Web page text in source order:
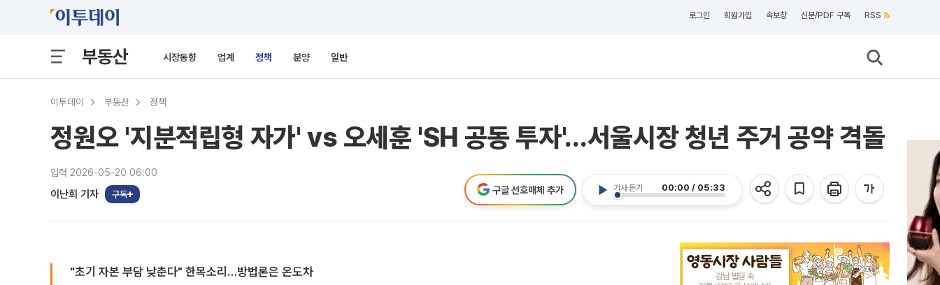
로그인 회원가입 속보창 신문/PDF 구독 RSS
부동산 시장동향 업계 정책 분양 일반
이투데이 부동산 정책
정원오 '지분적립형 자가' vs 오세훈 'SH 공동 투자'…서울시장 청년 주거 공약 격돌
입력 2026-05-20 06:00
이난희 기자 구독
기사 듣기 00:00 / 05:33
구글 선호매체 추가
"초기 자본 부담 낮춘다" 한목소리…방법론은 온도차